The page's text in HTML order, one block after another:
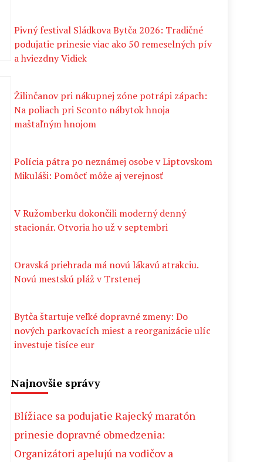
Pivný festival Sládkova Bytča 2026: Tradičné
podujatie prinesie viac ako 50 remeselných pív
a hviezdny Vidiek
Žilinčanov pri nákupnej zóne potrápi zápach:
Na poliach pri Sconto nábytok hnoja
maštaľným hnojom
Polícia pátra po neznámej osobe v Liptovskom
Mikuláši: Pomôcť môže aj verejnosť
V Ružomberku dokončili moderný denný
stacionár. Otvoria ho už v septembri
Oravská priehrada má novú lákavú atrakciu.
Novú mestskú pláž v Trstenej
Bytča štartuje veľké dopravné zmeny: Do
nových parkovacích miest a reorganizácie ulíc
investuje tisíce eur
Najnovšie správy
Blížiace sa podujatie Rajecký maratón
prinesie dopravné obmedzenia:
Organizátori apelujú na vodičov a